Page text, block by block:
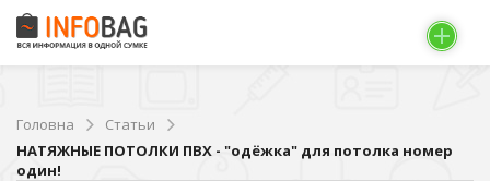
Головна
Статьи
НАТЯЖНЫЕ ПОТОЛКИ ПВХ - "одёжка" для потолка номер
один!